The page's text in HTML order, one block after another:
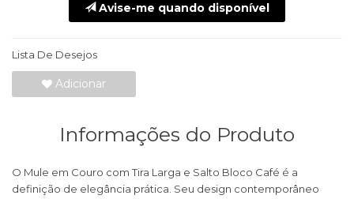
Avise-me quando disponível
Lista De Desejos
Adicionar
Informações do Produto
O Mule em Couro com Tira Larga e Salto Bloco Café é a
definição de elegância prática. Seu design contemporâneo